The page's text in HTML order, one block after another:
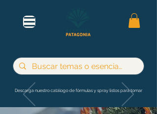
Descarga nuestro catálogo de fórmulas y spray listos para tomar